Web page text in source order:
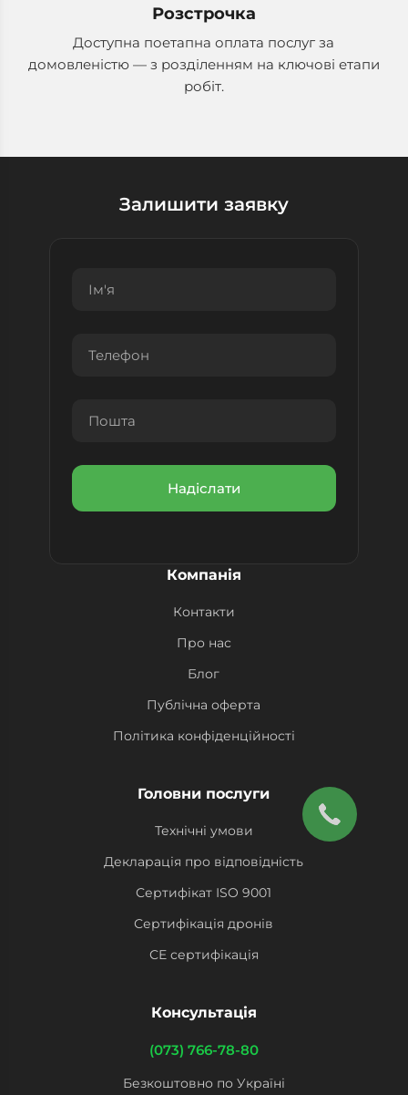
Розстрочка
Доступна поетапна оплата послуг за
домовленістю — з розділенням на ключові етапи
робіт.
Залишити заявку
Компанія
Контакти
Про нас
Блог
Публічна оферта
Політика конфіденційності
Головни послуги
Технічні умови
Декларація про відповідність
Сертифікат ISO 9001
Сертифікація дронів
СЕ сертифікація
Консультація
(073) 766-78-80
Безкоштовно по Україні